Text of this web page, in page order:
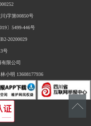
)字第00850号
〕5499-446号
20200029
号
限公司
小明 13608177936